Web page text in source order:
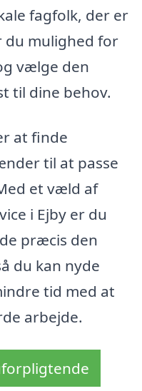
fagfolk, der er
du mulighed for
vælge den
til dine behov.
at finde
til at passe
et væld af
i Ejby er du
præcis den
du kan nyde
tid med at
arbejde.